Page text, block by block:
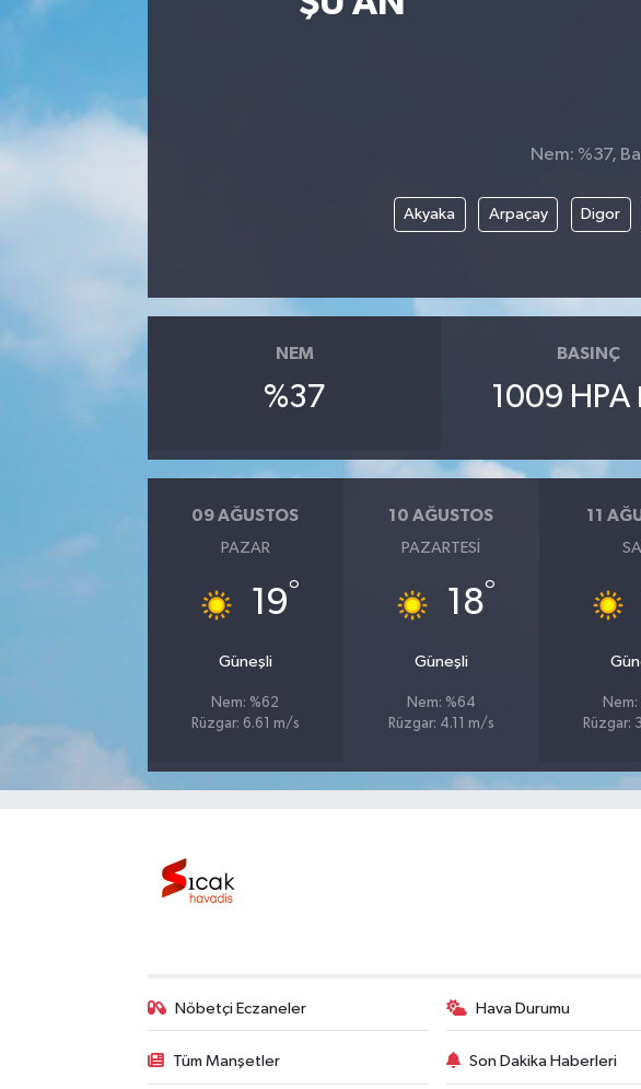
Nem: %37,
Akyaka Arpaçay Digor
NEM
%37
BASINÇ
1009 HPA
09 AĞUSTOS
PAZAR
19°
Güneşli
Nem: %62
Rüzgar: 6.61 m/s
10 AĞUSTOS
PAZARTESI
18°
Güneşli
Nem: %64
Rüzgar: 4.11 m/s
11
Nem:
Rüzgar:
Nöbetçi Eczaneler Hava Durumu
Tüm Manşetler Son Dakika Haberleri
Sağlık
Kültür & Sanat
Bilim, Teknoloji